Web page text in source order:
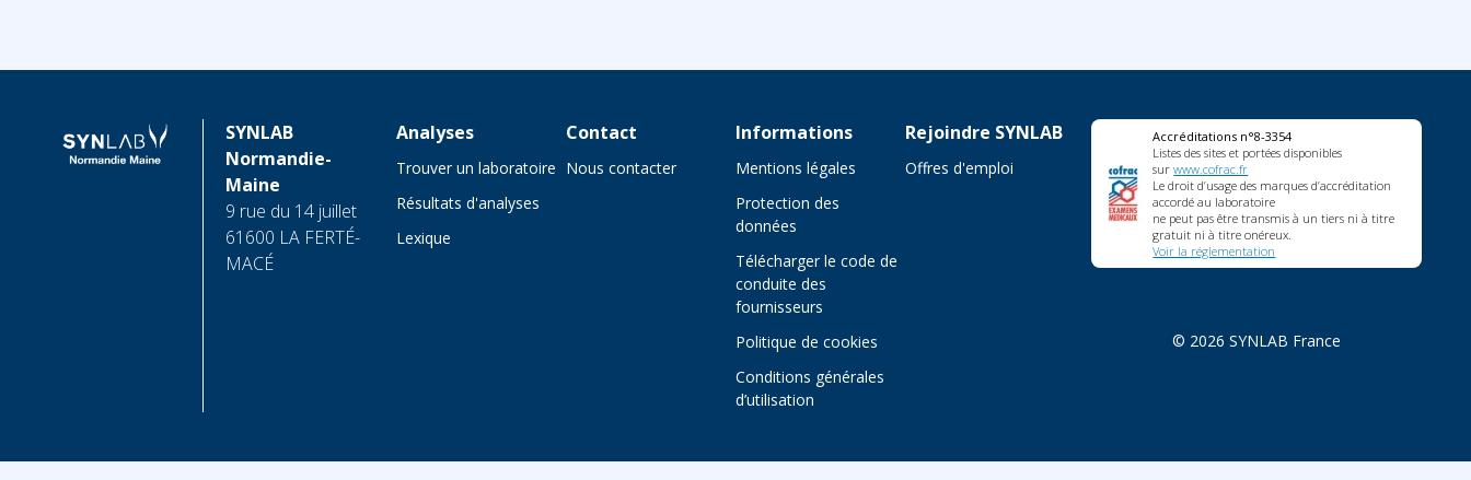
SYNLAB
Normandie-
Maine
9 rue du 14 juillet
61600 LA FERTÉ-
MACÉ
Analyses
Trouver un laboratoire
Résultats d'analyses
Lexique
Contact
Nous contacter
Informations
Mentions légales
Protection des
données
Télécharger le code de
conduite des
fournisseurs
Politique de cookies
Conditions générales
d’utilisation
Rejoindre SYNLAB
Offres d'emploi
Accréditations n°8-3354
Listes des sites et portées disponibles
surwww.cofrac.fr
Le droit d’usage des marques d’accréditation
accordé au laboratoire
ne peut pas être transmis à un tiers ni à titre
gratuit ni à titre onéreux.
Voir la réglementation
© 2026 SYNLAB France